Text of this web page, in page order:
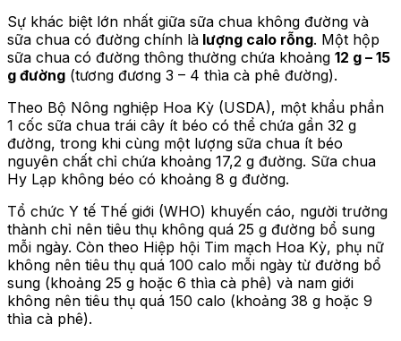
Sự khác biệt lớn nhất giữa sữa chua không đường và
sữa chua có đường chính là lượng calo rỗng. Một hộp
sữa chua có đường thông thường chứa khoảng 12 g – 15
g đường (tương đương 3 – 4 thìa cà phê đường).
Theo Bộ Nông nghiệp Hoa Kỳ (USDA), một khẩu phần
1 cốc sữa chua trái cây ít béo có thể chứa gần 32 g
đường, trong khi cùng một lượng sữa chua ít béo
nguyên chất chỉ chứa khoảng 17,2 g đường. Sữa chua
Hy Lạp không béo có khoảng 8 g đường.
Tổ chức Y tế Thế giới (WHO) khuyến cáo, người trưởng
thành chỉ nên tiêu thụ không quá 25 g đường bổ sung
mỗi ngày. Còn theo Hiệp hội Tim mạch Hoa Kỳ, phụ nữ
không nên tiêu thụ quá 100 calo mỗi ngày từ đường bổ
sung (khoảng 25 g hoặc 6 thìa cà phê) và nam giới
không nên tiêu thụ quá 150 calo (khoảng 38 g hoặc 9
thìa cà phê).